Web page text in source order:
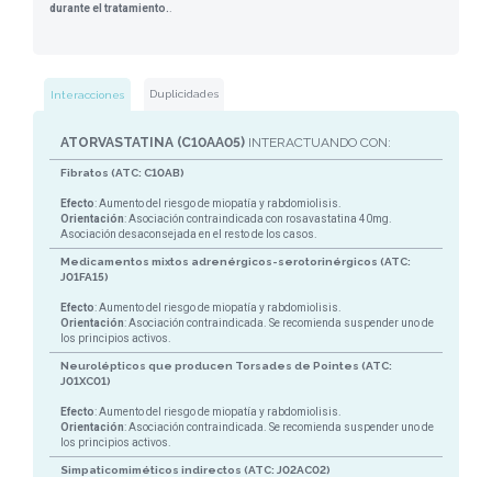
durante el tratamiento.
Interacciones Duplicidades
ATORVASTATINA (C10AA05) INTERACTUANDO CON:
Fibratos (ATC: C10AB)
Efecto: Aumento del riesgo de miopatía y rabdomiolisis.
Orientación: Asociación contraindicada con rosavastatina 40mg.
Asociación desaconsejada en el resto de los casos.
Medicamentos mixtos adrenérgicos-serotorinérgicos (ATC:
J01FA15)
Efecto: Aumento del riesgo de miopatía y rabdomiolisis.
Orientación: Asociación contraindicada. Se recomienda suspender uno de
los principios activos.
Neurolépticos que producen Torsades de Pointes (ATC:
J01XC01)
Efecto: Aumento del riesgo de miopatía y rabdomiolisis.
Orientación: Asociación contraindicada. Se recomienda suspender uno de
los principios activos.
Simpaticomiméticos indirectos (ATC: J02AC02)